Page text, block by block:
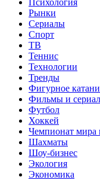
Рынки
Сериалы
Спорт
ТВ
Теннис
Технологии
Тренды
Фигурное
Фильмы и
Футбол
Хоккей
Чемпионат мира
Шахматы
Шоу-бизнес
Экология
Экономика